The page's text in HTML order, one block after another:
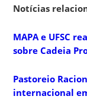
Notícias
MAPA e UFSC
sobre Cadeia
Pastoreio
internacional